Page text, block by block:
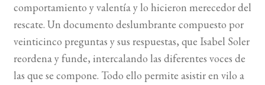
comportamiento y valentía y lo hicieron merecedor del
rescate. Un documento deslumbrante compuesto por
veinticinco preguntas y sus respuestas, que Isabel Soler
reordena y funde, intercalando las diferentes voces de
las que se compone. Todo ello permite asistir en vilo a